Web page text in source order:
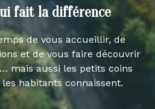
fait la différence
de vous accueillir, de
et de vous faire découvrir
mais aussi les petits coins
habitants connaissent.